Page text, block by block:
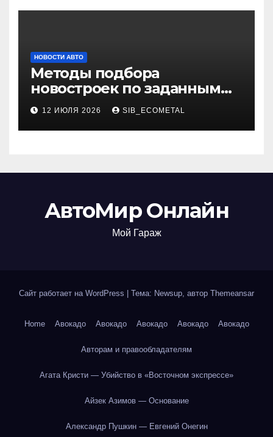
НОВОСТИ АВТО
Методы подбора
новостроек по заданным
критериям
12 ИЮЛЯ 2026 SIB_ECOMETAL
АвтоМир Онлайн
Мой Гараж
Сайт работает на WordPress Тема: Newsup, автор Themeansar
Home Авокадо Авокадо Авокадо Авокадо Авокадо
Авторам и правообладателям
Агата Кристи — Убийство в «Восточном экспрессе»
Айзек Азимов — Основание
Александр Пушкин — Евгений Онегин